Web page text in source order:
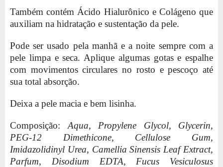
Também contém Ácido Hialurônico e Colágeno que
auxiliam na hidratação e sustentação da pele.
Pode ser usado pela manhã e a noite sempre com a
pele limpa e seca. Aplique algumas gotas e espalhe
com movimentos circulares no rosto e pescoço até
sua total absorção.
Deixa a pele macia e bem lisinha.
Composição: Aqua, Propylene Glycol, Glycerin,
PEG-12 Dimethicone, Cellulose Gum,
Imidazolidinyl Urea, Camellia Sinensis Leaf Extract,
Parfum, Disodium EDTA, Fucus Vesiculosus